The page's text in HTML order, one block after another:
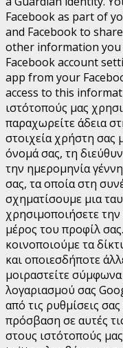
Facebook as part of
and Facebook to
other information you
Facebook account
app from your
access to this
ιστότοπούς μας
παραχωρείτε άδεια
στοιχεία χρήστη σας
όνομά σας, τη
την ημερομηνία
σας, τα οποία στη
σχηματίσουμε μια
χρησιμοποιήσετε
μέρος του προφίλ
κοινοποιούμε τα
και οποιεσδήποτε
μοιραστείτε σύμφωνα
λογαριασμού σας
από τις ρυθμίσεις
πρόσβαση σε αυτές
στους ιστότοπούς